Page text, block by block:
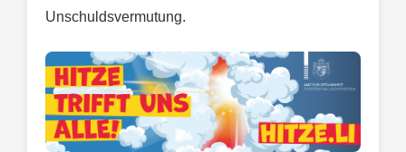
Unschuldsvermutung.